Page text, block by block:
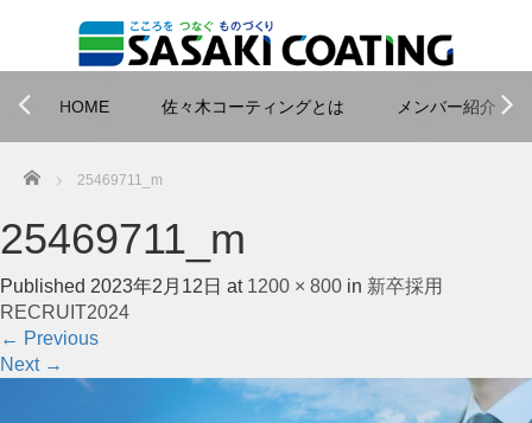
HOME 佐々木コーティングとは メンバー紹介
Home 25469711_m
25469711_m
Published 2023年2月12日 at 1200 × 800 in 新卒採用
RECRUIT2024
← Previous
Next →